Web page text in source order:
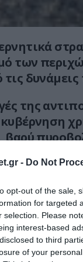
- Do Not
opt-out of the sale,
for targeted
selection. Please
interest-based
to third
of your
των
της
ομάδες της